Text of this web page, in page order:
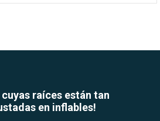
raíces están tan
en inflables!